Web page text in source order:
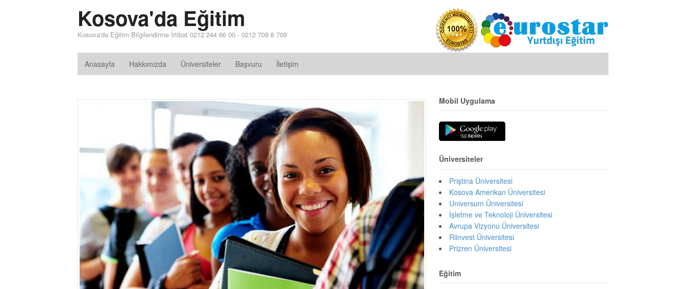
Kosova'da Eğitim
Kosova'da Eğitim Bilgilendirme İrtibat 0212 244 66 00 - 0212 709 8 709
Anasayfa Hakkımızda Üniversiteler Başvuru İletişim
Mobil Uygulama
Üniversiteler
Priştina Üniversitesi
Kosova Amerikan Üniversitesi
Universum Üniversitesi
İşletme ve Teknoloji Üniversitesi
Avrupa Vizyonu Üniversitesi
Riinvest Üniversitesi
Prizren Üniversitesi
Eğitim